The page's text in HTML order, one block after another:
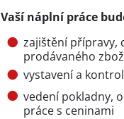
Vaší náplní práce
zajištění přípravy,
prodávaného
vystavení a
vedení pokladny,
práce s ceninami